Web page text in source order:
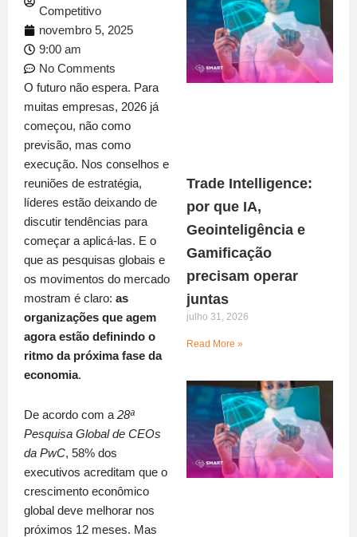
Competitivo
novembro 5, 2025
9:00 am
No Comments
O futuro não espera. Para
muitas empresas, 2026 já
começou, não como
previsão, mas como
execução. Nos conselhos e
reuniões de estratégia,
líderes estão deixando de
discutir tendências para
começar a aplicá-las. E o
que as pesquisas globais e
os movimentos do mercado
mostram é claro: as
organizações que agem
agora estão definindo o
ritmo da próxima fase da
economia.
De acordo com a 28ª
Pesquisa Global de CEOs
da PwC, 58% dos
executivos acreditam que o
crescimento econômico
global deve melhorar nos
próximos 12 meses. Mas
Trade Intelligence:
por que IA,
Geointeligência e
Gamificação
precisam operar
juntas
julho 31, 2026
Read More »